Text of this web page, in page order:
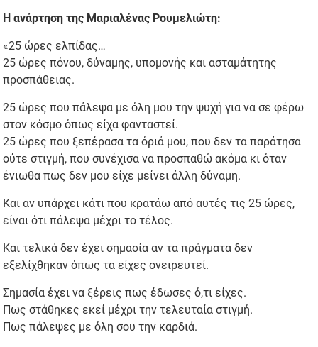
Η ανάρτηση της Μαριαλένας Ρουμελιώτη:
«25 ώρες ελπίδας…
25 ώρες πόνου, δύναμης, υπομονής και ασταμάτητης
προσπάθειας.
25 ώρες που πάλεψα με όλη μου την ψυχή για να σε φέρω
στον κόσμο όπως είχα φανταστεί.
25 ώρες που ξεπέρασα τα όριά μου, που δεν τα παράτησα
ούτε στιγμή, που συνέχισα να προσπαθώ ακόμα κι όταν
ένιωθα πως δεν μου είχε μείνει άλλη δύναμη.
Και αν υπάρχει κάτι που κρατάω από αυτές τις 25 ώρες,
είναι ότι πάλεψα μέχρι το τέλος.
Και τελικά δεν έχει σημασία αν τα πράγματα δεν
εξελίχθηκαν όπως τα είχες ονειρευτεί.
Σημασία έχει να ξέρεις πως έδωσες ό,τι είχες.
Πως στάθηκες εκεί μέχρι την τελευταία στιγμή.
Πως πάλεψες με όλη σου την καρδιά.